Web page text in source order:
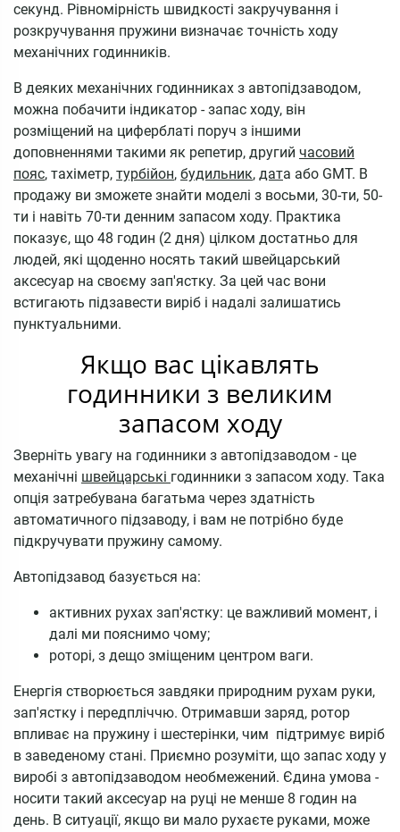
секунд. Рівномірність швидкості закручування і
розкручування пружини визначає точність ходу
механічних годинників.
В деяких механічних годинниках з автопідзаводом,
можна побачити індикатор - запас ходу, він
розміщений на циферблаті поруч з іншими
доповненнями такими як репетир, другий часовий
пояс, тахіметр, турбійон, будильник, дата або GMT. В
продажу ви зможете знайти моделі з восьми, 30-ти, 50-
ти і навіть 70-ти денним запасом ходу. Практика
показує, що 48 годин (2 дня) цілком достатньо для
людей, які щоденно носять такий швейцарський
аксесуар на своєму зап'ястку. За цей час вони
встигають підзавести виріб і надалі залишатись
пунктуальними.
Якщо вас цікавлять
годинники з великим
запасом ходу
Зверніть увагу на годинники з автопідзаводом - це
механічні швейцарські годинники з запасом ходу. Така
опція затребувана багатьма через здатність
автоматичного підзаводу, і вам не потрібно буде
підкручувати пружину самому.
Автопідзавод базується на:
активних рухах зап'ястку: це важливий момент, і
далі ми пояснимо чому;
роторі, з дещо зміщеним центром ваги.
Енергія створюється завдяки природним рухам руки,
зап'ястку і передпліччю. Отримавши заряд, ротор
впливає на пружину і шестерінки, чим підтримує виріб
в заведеному стані. Приємно розуміти, що запас ходу у
виробі з автопідзаводом необмежений. Єдина умова -
носити такий аксесуар на руці не менше 8 годин на
день. В ситуації, якщо ви мало рухаєте руками, може